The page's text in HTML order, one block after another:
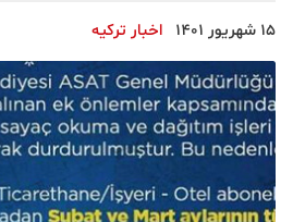
قبرس
15 شهریور 1401 اخبار ترکیه